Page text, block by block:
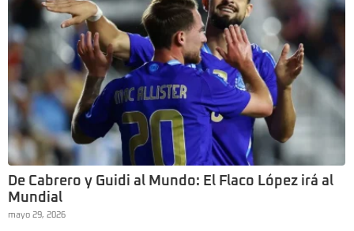
De Cabrero y Guidi al Mundo: El Flaco López irá al
Mundial
mayo 29, 2026